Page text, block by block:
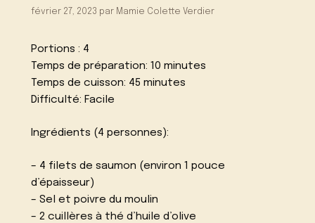
février 27, 2023 par Mamie Colette Verdier
Portions : 4
Temps de préparation: 10 minutes
Temps de cuisson: 45 minutes
Difficulté: Facile
Ingrédients (4 personnes):
– 4 filets de saumon (environ 1 pouce
d’épaisseur)
– Sel et poivre du moulin
– 2 cuillères à thé d’huile d’olive